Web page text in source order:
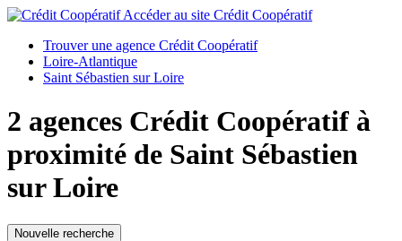
Accéder au site Crédit Coopératif
Trouver une agence Crédit Coopératif
Loire-Atlantique
Saint Sébastien sur Loire
2 agences Crédit Coopératif à
proximité de Saint Sébastien
sur Loire
Nouvelle recherche